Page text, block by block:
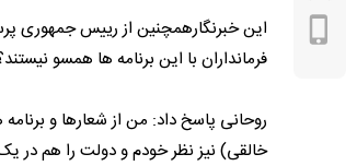
این خبرنگارهمچنین از رییس جمهوری
فرمانداران با این برنامه ها همسو
خالقی) نیز نظر خودم و دولت را هم در